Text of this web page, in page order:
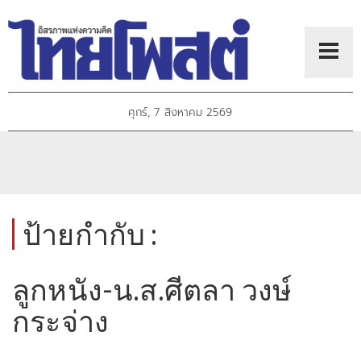
ศุกร์, 7 สิงหาคม 2569
ป้ายกำกับ :
ลูกหนัง-น.ส.ศีตลา วงษ์
กระจ่าง